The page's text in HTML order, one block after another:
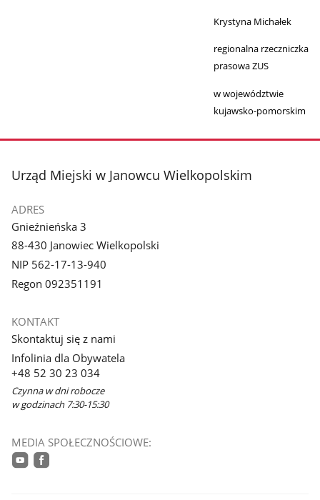
Krystyna Michałek
regionalna rzeczniczka
prasowa ZUS
w województwie
kujawsko-pomorskim
stopka
Urząd Miejski w Janowcu Wielkopolskim
ADRES
Gnieźnieńska 3
88-430 Janowiec Wielkopolski
NIP 562-17-13-940
Regon 092351191
KONTAKT
Skontaktuj się z nami
Infolinia dla Obywatela
+48 52 30 23 034
Czynna w dni robocze
w godzinach 7:30-15:30
MEDIA SPOŁECZNOŚCIOWE: